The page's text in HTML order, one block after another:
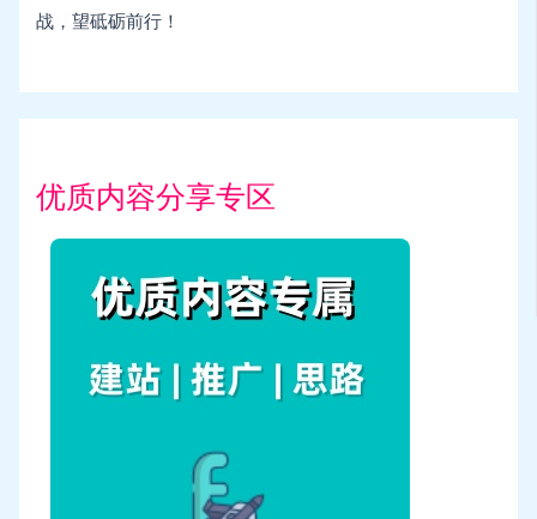
战，望砥砺前行！
优质内容分享专区